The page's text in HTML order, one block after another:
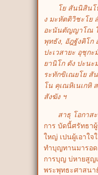
โย สันนิสินโ
ง มะหัตติวิชะโย
อะนันตัญญาโณ
พุทธัง, อัฎฐังคิโก
ปะเวสายะ อุชุก
ยานิโก ตัง ปะนะ
ระทักขิเณยโย สั
โน คุเณหิเนเกหิ
สังฆัง ฯ
สาธุ โอกาสะ
การ บัดนี้ศรัทธา
ใหญ่ เปนผู้เอาใจ
ทำบุญทานมารอ
การบุญ บ่หายสูญ
พระพุทธะศาสนา